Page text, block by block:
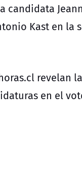
candidata
Kast en la
revelan
en el